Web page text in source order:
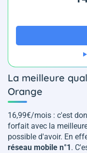
La meilleure
Orange
16,99€/mois : c'est
forfait avec la
possible d'avoir. En
réseau mobile n°1 .